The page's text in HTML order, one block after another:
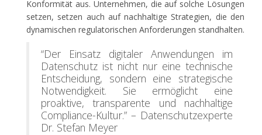
Konformität aus. Unternehmen, die auf solche Lösungen
setzen, setzen auch auf nachhaltige Strategien, die den
dynamischen regulatorischen Anforderungen standhalten.
“Der Einsatz digitaler Anwendungen im
Datenschutz ist nicht nur eine technische
Entscheidung, sondern eine strategische
Notwendigkeit. Sie ermöglicht eine
proaktive, transparente und nachhaltige
Compliance-Kultur.” – Datenschutzexperte
Dr. Stefan Meyer